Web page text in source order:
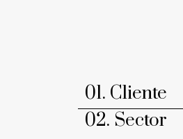
01. Cliente
02. Sector